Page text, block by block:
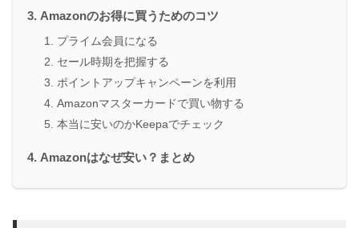
Amazonのお得に買うためのコツ
プライム会員になる
セール時期を把握する
ポイントアップキャンペーンを利用
Amazonマスターカードで買い物する
本当に安いのかKeepaでチェック
Amazonはなぜ安い？まとめ